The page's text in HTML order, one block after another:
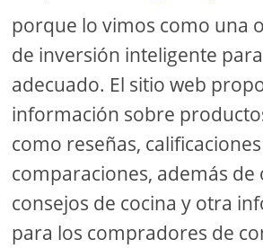
porque lo vimos como una
de inversión inteligente
adecuado. El sitio web
información sobre
como reseñas,
comparaciones, además de
consejos de cocina y otra
para los compradores de